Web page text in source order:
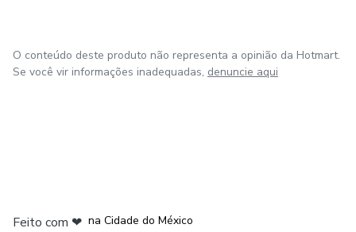
O conteúdo deste produto não representa a opinião da Hotmart.
Se você vir informações inadequadas, denuncie aqui
Feito com ❤ na Cidade do México